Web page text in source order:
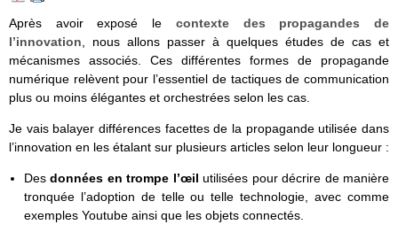
Après avoir exposé le contexte des propagandes de
l’innovation , nous allons passer à quelques études de cas et
mécanismes associés. Ces différentes formes de propagande
numérique relèvent pour l’essentiel de tactiques de communication
plus ou moins élégantes et orchestrées selon les cas.
Je vais balayer différences facettes de la propagande utilisée dans
l’innovation en les étalant sur plusieurs articles selon leur longueur :
Desdonnées en trompe l’œil utilisées pour décrire de manière
tronquée l’adoption de telle ou telle technologie, avec comme
exemples Youtube ainsi que les objets connectés.